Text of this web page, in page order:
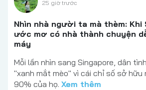
25 giờ trước
Nhìn nhà người ta mà thèm: Khi
ước mơ có nhà thành chuyện
máy
Mỗi lần nhìn sang Singapore, dân
"xanh mắt mèo" vì cái chỉ số sở hữu
90% của họ. Xem thêm